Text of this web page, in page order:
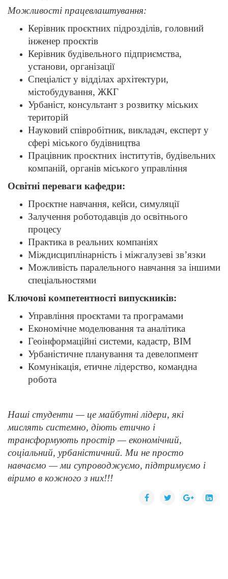
Можливості працевлаштування:
Керівник проєктних підрозділів, головний
інженер проєктів
Керівник будівельного підприємства,
установи, організації
Спеціаліст у відділах архітектури,
містобудування, ЖКГ
Урбаніст, консультант з розвитку міських
територій
Науковий співробітник, викладач, експерт у
сфері міського будівництва
Працівник проєктних інститутів, будівельних
компаній, органів міського управління
Освітні переваги кафедри:
Проєктне навчання, кейси, симуляції
Залучення роботодавців до освітнього
процесу
Практика в реальних компаніях
Міждисциплінарність і міжгалузеві зв’язки
Можливість паралельного навчання за іншими
спеціальностями
Ключові компетентності випускників:
Управління проєктами та програмами
Економічне моделювання та аналітика
Геоінформаційні системи, кадастр, BIM
Урбаністичне планування та девелопмент
Комунікація, етичне лідерство, командна
робота
Наші студенти — це майбутні лідери, які
мислять системно, діють етично і
трансформують простір — економічний,
соціальний, урбаністичний. Ми не просто
навчаємо — ми супроводжуємо, підтримуємо і
віримо в кожного з них!!!